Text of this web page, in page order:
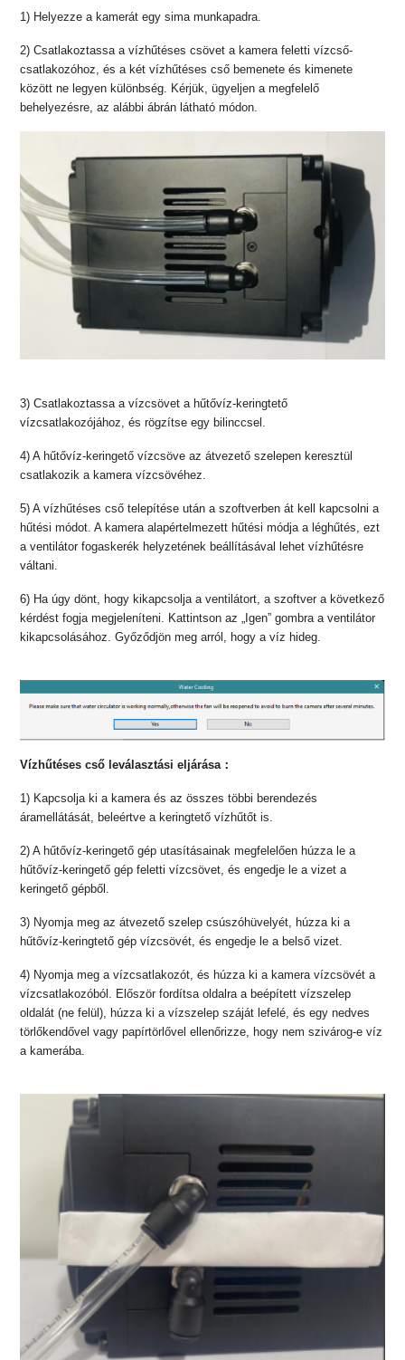
1) Helyezze a kamerát egy sima munkapadra.
2) Csatlakoztassa a vízhűtéses csövet a kamera feletti vízcső-
csatlakozóhoz, és a két vízhűtéses cső bemenete és kimenete
között ne legyen különbség. Kérjük, ügyeljen a megfelelő
behelyezésre, az alábbi ábrán látható módon.
3) Csatlakoztassa a vízcsövet a hűtővíz-keringtető
vízcsatlakozójához, és rögzítse egy bilinccsel.
4) A hűtővíz-keringető vízcsöve az átvezető szelepen keresztül
csatlakozik a kamera vízcsövéhez.
5) A vízhűtéses cső telepítése után a szoftverben át kell kapcsolni a
hűtési módot. A kamera alapértelmezett hűtési módja a léghűtés, ezt
a ventilátor fogaskerék helyzetének beállításával lehet vízhűtésre
váltani.
6) Ha úgy dönt, hogy kikapcsolja a ventilátort, a szoftver a következő
kérdést fogja megjeleníteni. Kattintson az „Igen” gombra a ventilátor
kikapcsolásához. Győződjön meg arról, hogy a víz hideg.
Vízhűtéses cső leválasztási eljárása：
1) Kapcsolja ki a kamera és az összes többi berendezés
áramellátását, beleértve a keringtető vízhűtőt is.
2) A hűtővíz-keringető gép utasításainak megfelelően húzza le a
hűtővíz-keringető gép feletti vízcsövet, és engedje le a vizet a
keringető gépből.
3) Nyomja meg az átvezető szelep csúszóhüvelyét, húzza ki a
hűtővíz-keringtető gép vízcsövét, és engedje le a belső vizet.
4) Nyomja meg a vízcsatlakozót, és húzza ki a kamera vízcsövét a
vízcsatlakozóból. Először fordítsa oldalra a beépített vízszelep
oldalát (ne felül), húzza ki a vízszelep száját lefelé, és egy nedves
törlőkendővel vagy papírtörlővel ellenőrizze, hogy nem szivárog-e víz
a kamerába.